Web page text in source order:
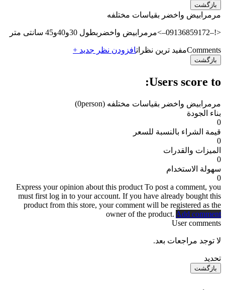
بازگشت
مرمرابیض واخضر بقیاسات مختلفه
<!–09136859172–>مرمرابیض واخضربطول 30و40و45 سانتی متر
Commentsمفید ترین نظراتافزودن نظر جدید +
بازگشت
Users score to:
مرمرابیض واخضر بقیاسات مختلفه (0person)
بناء الجودة
0
قيمة الشراء بالنسبة للسعر
0
الميزات والقدرات
0
سهولة الاستخدام
0
Express your opinion about this product To post a comment, you
must first log in to your account. If you have already bought this
product from this store, your comment will be registered as the
owner of the product. Add comment
User comments
لا توجد مراجعات بعد.
تحديد
بازگشت